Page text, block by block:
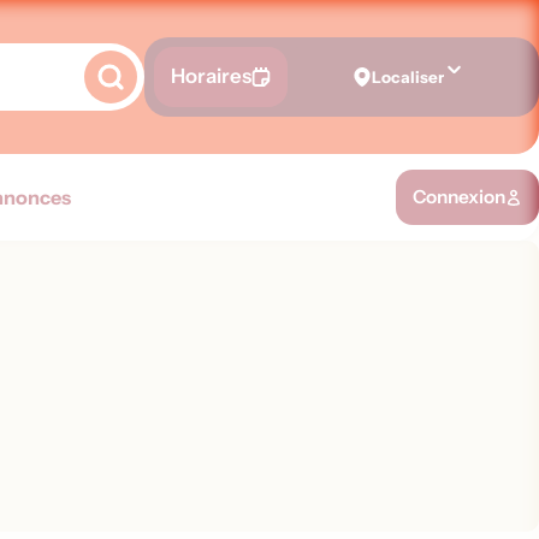
Horaires Localiser
Connexion